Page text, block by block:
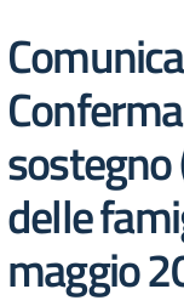
sostegno
delle
maggio